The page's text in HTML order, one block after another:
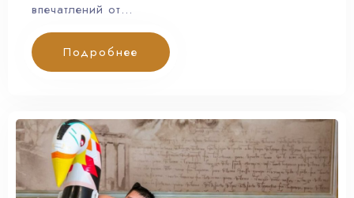
впечатлений от…
Подробнее